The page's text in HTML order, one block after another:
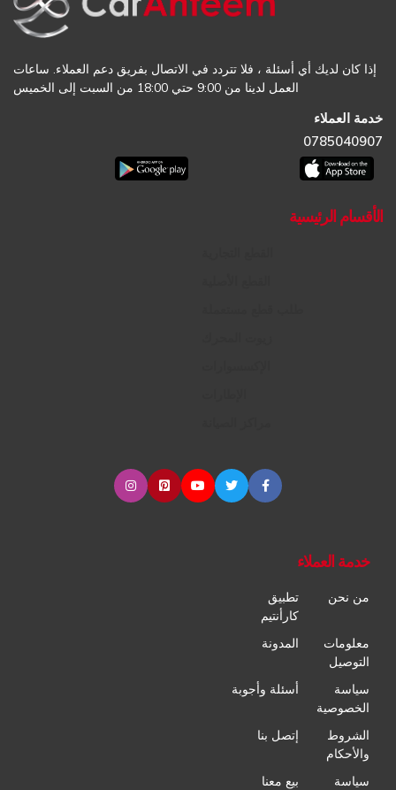
إذا كان لديك أي أسئلة ، فلا تتردد في الاتصال بفريق دعم العملاء. ساعات
العمل لدينا من 9:00 حتي 18:00 من السبت إلى الخميس
خدمة العملاء
0785040907
الأقسام الرئيسية
خدمة العملاء
من نحن
تطبيق
كارأنتيم
معلومات
التوصيل
المدونة
سياسة
الخصوصية
أسئلة وأجوبة
الشروط
والأحكام
إتصل بنا
سياسة بيع معنا